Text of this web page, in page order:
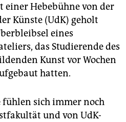
einer Hebebühne von der
Künste (UdK) geholt
eines
das Studierende des
Kunst vor Wochen
hatten.
fühlen sich immer noch
und von UdK-